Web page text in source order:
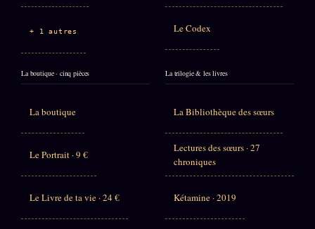
+ 1 autres Le Codex
La boutique · cinq pièces
La boutique
Le Portrait · 9 €
Le Livre de ta vie · 24 €
La trilogie & les livres
La Bibliothèque des sœurs
Lectures des sœurs · 27
chroniques
Kétamine · 2019